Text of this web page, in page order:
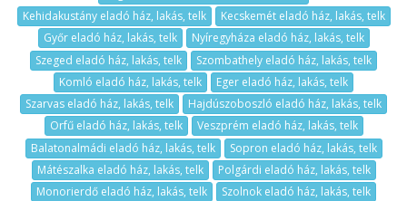
Kehidakustány eladó ház, lakás, telk
Kecskemét eladó ház, lakás, telk
Győr eladó ház, lakás, telk
Nyíregyháza eladó ház, lakás, telk
Szeged eladó ház, lakás, telk
Szombathely eladó ház, lakás, telk
Komló eladó ház, lakás, telk
Eger eladó ház, lakás, telk
Szarvas eladó ház, lakás, telk
Hajdúszoboszló eladó ház, lakás, telk
Orfű eladó ház, lakás, telk
Veszprém eladó ház, lakás, telk
Balatonalmádi eladó ház, lakás, telk
Sopron eladó ház, lakás, telk
Mátészalka eladó ház, lakás, telk
Polgárdi eladó ház, lakás, telk
Monorierdő eladó ház, lakás, telk
Szolnok eladó ház, lakás, telk